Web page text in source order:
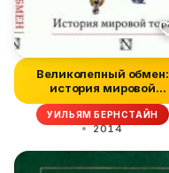
Великолепный обмен:
история мировой
торговли
УИЛЬЯМ БЕРНСТАЙН
2014